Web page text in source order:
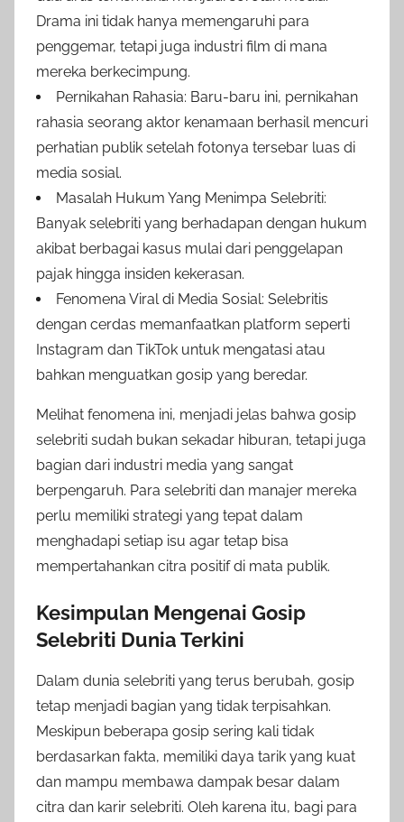
Drama ini tidak hanya memengaruhi para
penggemar, tetapi juga industri film di mana
mereka berkecimpung.
Pernikahan Rahasia: Baru-baru ini, pernikahan
rahasia seorang aktor kenamaan berhasil mencuri
perhatian publik setelah fotonya tersebar luas di
media sosial.
Masalah Hukum Yang Menimpa Selebriti:
Banyak selebriti yang berhadapan dengan hukum
akibat berbagai kasus mulai dari penggelapan
pajak hingga insiden kekerasan.
Fenomena Viral di Media Sosial: Selebritis
dengan cerdas memanfaatkan platform seperti
Instagram dan TikTok untuk mengatasi atau
bahkan menguatkan gosip yang beredar.
Melihat fenomena ini, menjadi jelas bahwa gosip
selebriti sudah bukan sekadar hiburan, tetapi juga
bagian dari industri media yang sangat
berpengaruh. Para selebriti dan manajer mereka
perlu memiliki strategi yang tepat dalam
menghadapi setiap isu agar tetap bisa
mempertahankan citra positif di mata publik.
Kesimpulan Mengenai Gosip
Selebriti Dunia Terkini
Dalam dunia selebriti yang terus berubah, gosip
tetap menjadi bagian yang tidak terpisahkan.
Meskipun beberapa gosip sering kali tidak
berdasarkan fakta, memiliki daya tarik yang kuat
dan mampu membawa dampak besar dalam
citra dan karir selebriti. Oleh karena itu, bagi para